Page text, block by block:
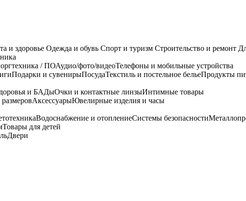
и здоровье Одежда и обувь Спорт и туризм Строительство и ремонт
/ ПОАудио/фото/видеоТелефоны и мобильные устройства
Подарки и сувенирыПосудаТекстиль и постельное бельеПродукты
и БАДыОчки и контактные линзыИнтимные товары
АксессуарыЮвелирные изделия и часы
Водоснабжение и отоплениеСистемы безопасности
Товары для детей
Двери